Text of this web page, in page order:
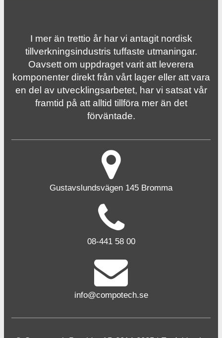
I mer än trettio år har vi antagit nordisk
tillverknings­industris tuffaste utmaningar.
Oavsett om uppdraget varit att leverera
komponenter direkt från vårt lager eller att vara
en del av utvecklingsarbetet, har vi satsat vår
framtid på att alltid tillföra mer än det
förväntade.
Gustavslundsvägen 145 Bromma
08-441 58 00
info@compotech.se